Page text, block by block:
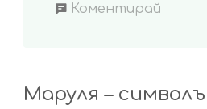
Коментирай
Маруля –